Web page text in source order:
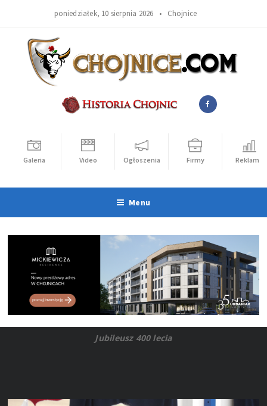
poniedziałek, 10 sierpnia 2026 • Chojnice
Galeria Video Ogłoszenia Firmy Reklama
Menu
Jubileusz 400 lecia